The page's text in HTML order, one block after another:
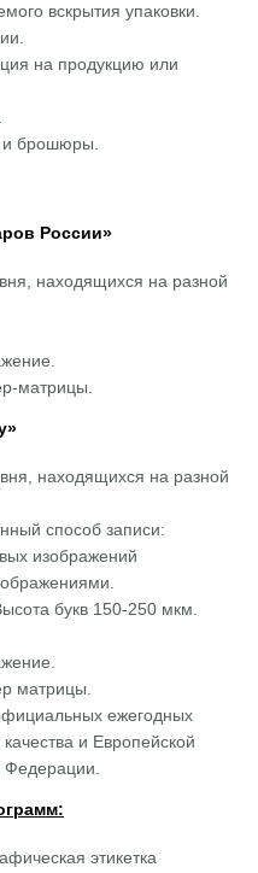
вскрытия упаковки.
на продукцию или
и брошюры.
России»
находящихся на разной
матрицы.
находящихся на разной
способ записи:
изображений
букв 150-250 мкм.
матрицы.
ежегодных
и Европейской
Федерации.
:
этикетка